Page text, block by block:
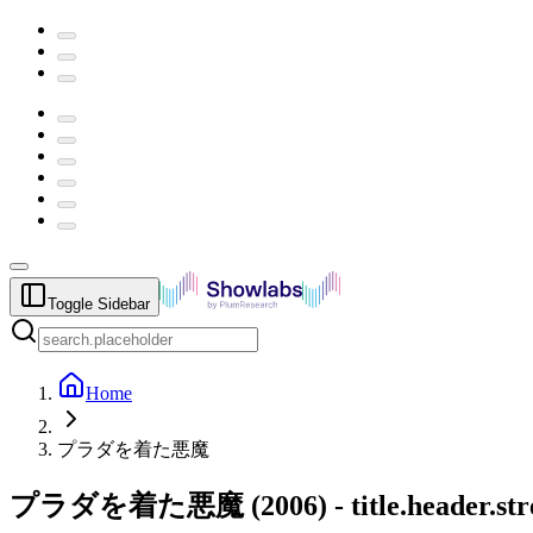
Toggle Sidebar
Home
プラダを着た悪魔
プラダを着た悪魔(2006) -